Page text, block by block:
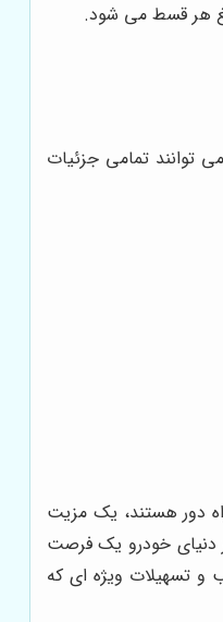
هر قسط می شود.
توانند تمامی جزئیات
دور هستند، یک مزیت
از دنیای خودرو یک فرصت
و تسهیلات ویژه ای که